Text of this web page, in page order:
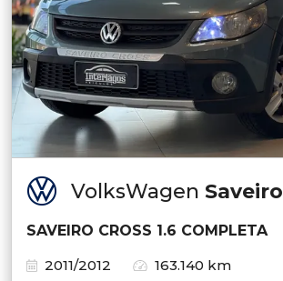
VolksWagen Saveiro
SAVEIRO CROSS 1.6 COMPLETA
2011/2012
163.140 km